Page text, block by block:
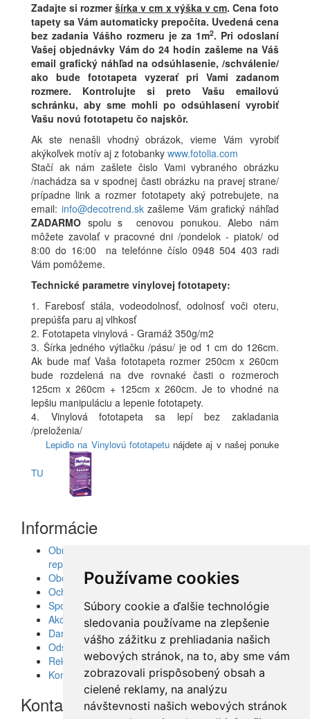
Používame cookies
Súbory cookie a ďalšie technológie
sledovania používame na zlepšenie
vášho zážitku z prehliadania našich
webových stránok, na to, aby sme vám
zobrazovali prispôsobený obsah a
cielené reklamy, na analýzu
návštevnosti našich webových stránok
Zadajte si rozmeršírka v cm x výška v cm. Cena foto
tapety sa Vám automaticky prepočíta. Uvedená cena
bez zadania Vášho rozmeru je za 1m2. Pri odoslaní
Vašej objednávky Vám do 24 hodín zašleme na Váš
email grafický náhľad na odsúhlasenie, /schválenie/
ako bude fototapeta vyzerať pri Vami zadanom
rozmere. Kontrolujte si preto Vašu emailovú
schránku, aby sme mohli po odsúhlasení vyrobiť
Vašu novú fototapetu čo najskôr.
Ak ste nenašli vhodný obrázok, vieme Vám vyrobiť
akýkoľvek motív aj z fotobanky www.fotolia.com
Stačí ak nám zašlete čislo Vami vybraného obrázku
/nachádza sa v spodnej časti obrázku na pravej strane/
prípadne link a rozmer fototapety aký potrebujete, na
email: info@decotrend.skzašleme Vám grafický náhľad
ZADARMO spolu s cenovou ponukou. Alebo nám
môžete zavolať v pracovné dni /pondelok - piatok/ od
8:00 do 16:00 na telefónne číslo 0948 504 403 radi
Vám pomôžeme.
Technické parametre vinylovej fototapety:
1. Farebosť stála, vodeodolnosť, odolnosť voči oteru,
prepúšťa paru aj vlhkosť
2. Fototapeta vinylová - Gramáž 350g/m2
3. Šírka jedného výtlačku /pásu/ je od 1 cm do 126cm.
Ak bude mať Vaša fototapeta rozmer 250cm x 260cm
bude rozdelená na dve rovnaké časti o rozmeroch
125cm x 260cm + 125cm x 260cm. Je to vhodné na
lepšiu manipuláciu a lepenie fototapety.
4. Vinylová fototapeta sa lepí bez zakladania
/preloženia/
Lepidlo na Vinylovú fototapetunájdete aj v našej ponuke
TU
Informácie
Obrazy, nálepky, fototapety, šablóny, dekorácie,
reprodukcie
Obchodné podmienky
Ochrana osobných údajov
Spolupráca
Akcie a Doručenie
Darčekové poukážky
Odstúpenie od zmluvy - vrátenie tovaru
Reklamácia tovaru
Kontakt
Kontakt